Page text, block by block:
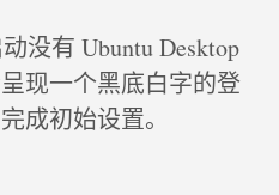
没有 Ubuntu Desktop
现一个黑底白字的登
成初始设置。